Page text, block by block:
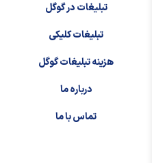
تبلیغات در گوگل
تبلیغات کلیکی
هزینه تبلیغات گوگل
درباره ما
تماس با ما